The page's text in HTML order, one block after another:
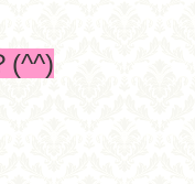
(^^)